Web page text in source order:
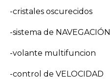
-cristales oscurecidos
-sistema de NAVEGACIÓN
-volante multifuncion
-control de VELOCIDAD